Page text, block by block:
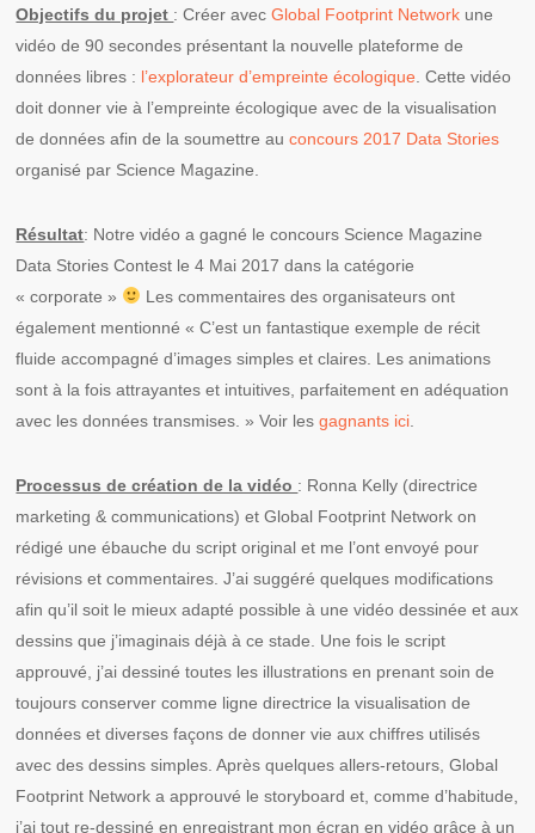
Objectifs du projet : Créer avecGlobal Footprint Network une
vidéo de 90 secondes présentant la nouvelle plateforme de
données libres : l’explorateur d’empreinte écologique . Cette vidéo
doit donner vie à l’empreinte écologique avec de la visualisation
de données afin de la soumettre auconcours 2017 Data Stories
organisé par Science Magazine.
Résultat: Notre vidéo a gagné le concours Science Magazine
Data Stories Contest le 4 Mai 2017 dans la catégorie
« corporate »
Les commentaires des organisateurs ont
également mentionné « C’est un fantastique exemple de récit
fluide accompagné d’images simples et claires. Les animations
sont à la fois attrayantes et intuitives, parfaitement en adéquation
avec les données transmises. » Voir lesgagnants ici
Processus de création de la vidéo : Ronna Kelly (directrice
marketing & communications) et Global Footprint Network on
rédigé une ébauche du script original et me l’ont envoyé pour
révisions et commentaires. J’ai suggéré quelques modifications
afin qu’il soit le mieux adapté possible à une vidéo dessinée et aux
dessins que j’imaginais déjà à ce stade. Une fois le script
approuvé, j’ai dessiné toutes les illustrations en prenant soin de
toujours conserver comme ligne directrice la visualisation de
données et diverses façons de donner vie aux chiffres utilisés
avec des dessins simples. Après quelques allers-retours, Global
Footprint Network a approuvé le storyboard et, comme d’habitude,
j’ai tout re-dessiné en enregistrant mon écran en vidéo grâce à un